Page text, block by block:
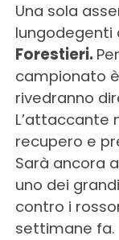
Una sola
lungodegenti
Forestieri.
campionato
rivedranno
L’attaccante
recupero e
Sarà ancora
uno dei
contro i
settimane fa.